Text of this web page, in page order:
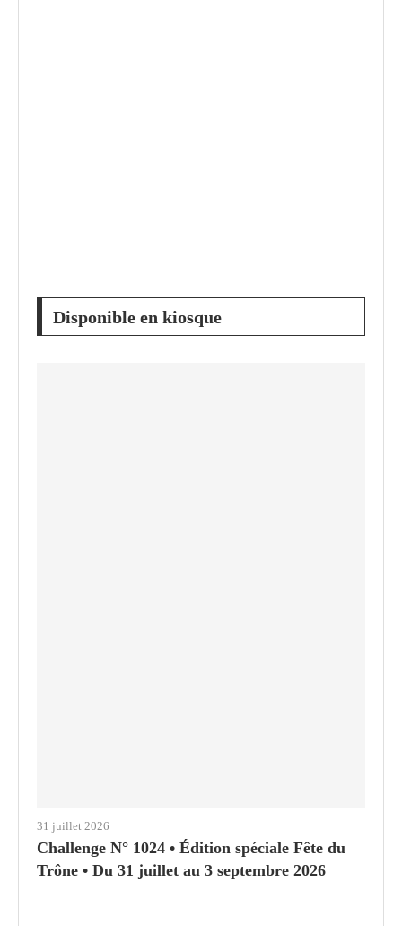
Disponible en kiosque
31 juillet 2026
Challenge N° 1024 • Édition spéciale Fête du
Trône • Du 31 juillet au 3 septembre 2026